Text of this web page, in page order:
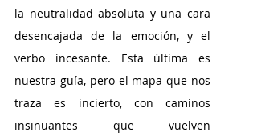
la neutralidad absoluta y una cara
desencajada de la emoción, y el
verbo incesante. Esta última es
nuestra guía, pero el mapa que nos
traza es incierto, con caminos
insinuantes que vuelven